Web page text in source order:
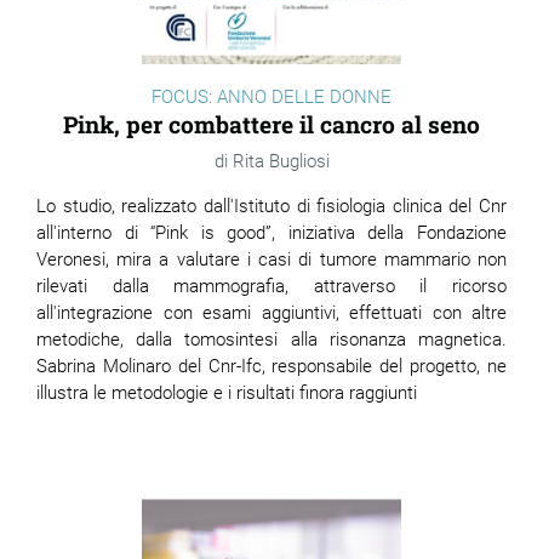
FOCUS: ANNO DELLE DONNE
Pink, per combattere il cancro al seno
Rita Bugliosi
Lo studio, realizzato dall'Istituto di fisiologia clinica del Cnr
all'interno di “Pink is good”, iniziativa della Fondazione
Veronesi, mira a valutare i casi di tumore mammario non
rilevati dalla mammografia, attraverso il ricorso
all'integrazione con esami aggiuntivi, effettuati con altre
metodiche, dalla tomosintesi alla risonanza magnetica.
Sabrina Molinaro del Cnr-Ifc, responsabile del progetto, ne
illustra le metodologie e i risultati finora raggiunti